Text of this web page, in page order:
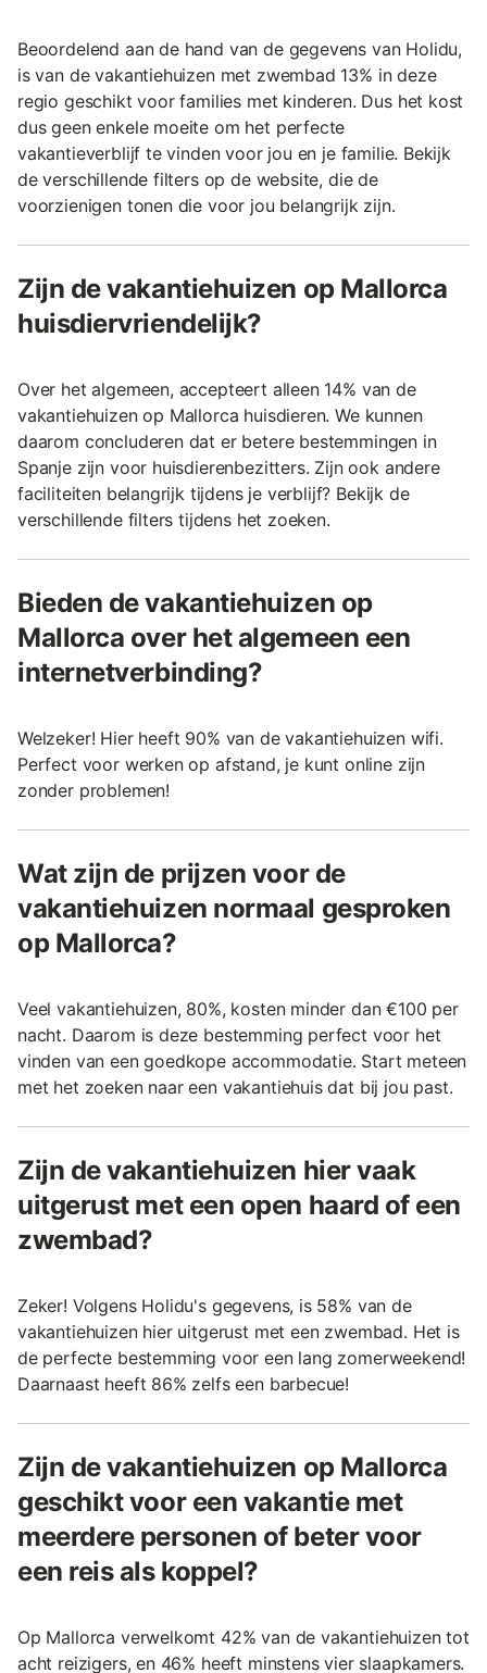
Beoordelend aan de hand van de gegevens van Holidu,
is van de vakantiehuizen met zwembad 13% in deze
regio geschikt voor families met kinderen. Dus het kost
dus geen enkele moeite om het perfecte
vakantieverblijf te vinden voor jou en je familie. Bekijk
de verschillende filters op de website, die de
voorzienigen tonen die voor jou belangrijk zijn.
Zijn de vakantiehuizen op Mallorca
huisdiervriendelijk?
Over het algemeen, accepteert alleen 14% van de
vakantiehuizen op Mallorca huisdieren. We kunnen
daarom concluderen dat er betere bestemmingen in
Spanje zijn voor huisdierenbezitters. Zijn ook andere
faciliteiten belangrijk tijdens je verblijf? Bekijk de
verschillende filters tijdens het zoeken.
Bieden de vakantiehuizen op
Mallorca over het algemeen een
internetverbinding?
Welzeker! Hier heeft 90% van de vakantiehuizen wifi.
Perfect voor werken op afstand, je kunt online zijn
zonder problemen!
Wat zijn de prijzen voor de
vakantiehuizen normaal gesproken
op Mallorca?
Veel vakantiehuizen, 80%, kosten minder dan €100 per
nacht. Daarom is deze bestemming perfect voor het
vinden van een goedkope accommodatie. Start meteen
met het zoeken naar een vakantiehuis dat bij jou past.
Zijn de vakantiehuizen hier vaak
uitgerust met een open haard of een
zwembad?
Zeker! Volgens Holidu's gegevens, is 58% van de
vakantiehuizen hier uitgerust met een zwembad. Het is
de perfecte bestemming voor een lang zomerweekend!
Daarnaast heeft 86% zelfs een barbecue!
Zijn de vakantiehuizen op Mallorca
geschikt voor een vakantie met
meerdere personen of beter voor
een reis als koppel?
Op Mallorca verwelkomt 42% van de vakantiehuizen tot
acht reizigers, en 46% heeft minstens vier slaapkamers.